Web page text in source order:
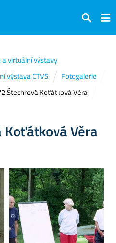
Hledat
a virtuální výstavy
výstava CTVS
Fotogalerie
Štechrová Koťátková Věra
Věra